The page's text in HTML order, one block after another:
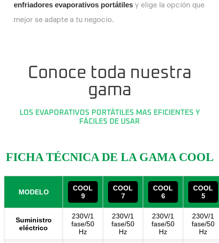
enfriadores evaporativos portátiles y elige la opción que
mejor se adapte a tu negocio.
Conoce toda nuestra
gama
LOS EVAPORATIVOS PORTÁTILES MAS EFICIENTES Y
FÁCILES DE USAR
FICHA TÉCNICA DE LA GAMA COOL
MODELO
COOL
9
COOL
7
COOL
6
COOL
5
Suministro
eléctrico
230V/1
fase/50
Hz
230V/1
fase/50
Hz
230V/1
fase/50
Hz
230V/1
fase/50
Hz